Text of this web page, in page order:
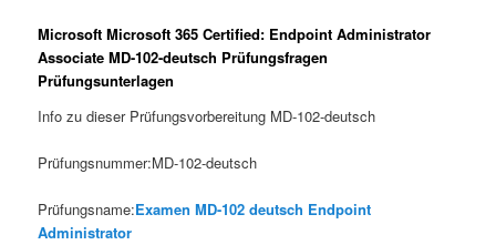
Microsoft Microsoft 365 Certified: Endpoint Administrator
Associate MD-102-deutsch Prüfungsfragen
Prüfungsunterlagen
Info zu dieser Prüfungsvorbereitung MD-102-deutsch
Prüfungsnummer:MD-102-deutsch
Prüfungsname:Examen MD-102 deutsch Endpoint
Administrator